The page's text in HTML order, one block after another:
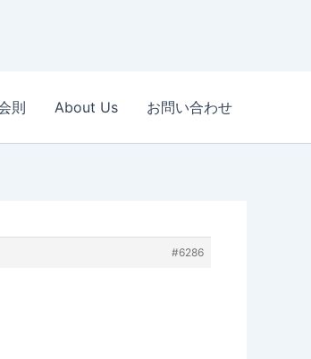
則 About Us お問い合わせ
#6286